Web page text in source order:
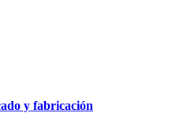
y fabricación